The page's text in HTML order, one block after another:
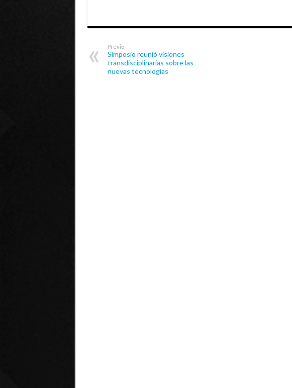
Previo
Simposio reunió visiones
transdisciplinarias sobre las
nuevas tecnologías